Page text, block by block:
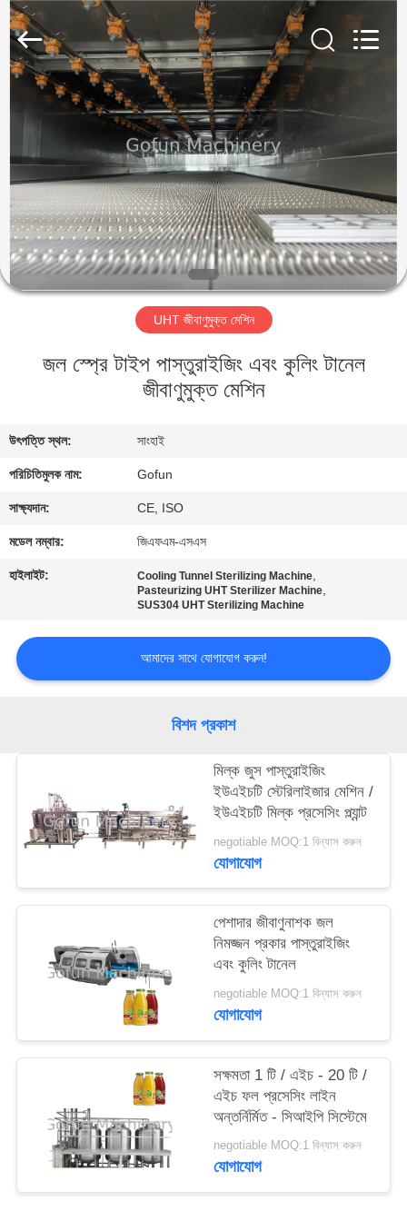
পণ্য
ভিডিও
VR
প্রদর্শন
আমাদের
কারখানা
ভ্রমণ
মান
নিয়ন্ত্রণ
করুন
উদ্ধৃতির
আবেদন
গোপনীয়তা
নীতি
Shanghai
Gofun
Machinery
Co.,
Rights
Reserved.
UHT জীবাণুমুক্ত মেশিন
জল স্প্রে টাইপ পাস্তুরাইজিং এবং কুলিং টানেল
জীবাণুমুক্ত মেশিন
উৎপত্তি স্থল: সাংহাই
পরিচিতিমুলক নাম: Gofun
সাক্ষ্যদান: CE, ISO
মডেল নম্বার: জিএফএম-এসএস
হাইলাইট: Cooling Tunnel Sterilizing Machine,
Pasteurizing UHT Sterilizer Machine,
SUS304 UHT Sterilizing Machine
আমাদের সাথে যোগাযোগ করুন!
বিশদ প্রকাশ
মিল্ক জুস পাস্তুরাইজিং
ইউএইচটি স্টেরিলাইজার মেশিন /
ইউএইচটি মিল্ক প্রসেসিং প্ল্যান্ট
negotiable MOQ:1 বিন্যাস করুন
যোগাযোগ
পেশাদার জীবাণুনাশক জল
নিমজ্জন প্রকার পাস্তুরাইজিং
এবং কুলিং টানেল
negotiable MOQ:1 বিন্যাস করুন
যোগাযোগ
সক্ষমতা 1 টি / এইচ - 20 টি /
এইচ ফল প্রসেসিং লাইন
অন্তর্নির্মিত - সিআইপি সিস্টেমে
negotiable MOQ:1 বিন্যাস করুন
যোগাযোগ